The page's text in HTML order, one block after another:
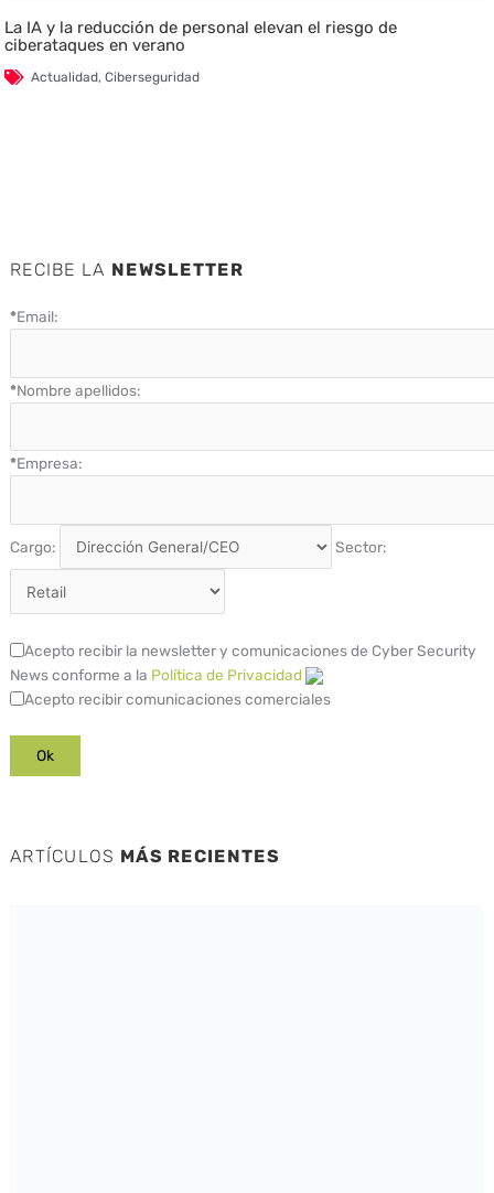
La IA y la reducción de personal elevan el riesgo de
ciberataques en verano
Actualidad,Ciberseguridad
RECIBE LA NEWSLETTER
*Email:
*Nombre apellidos:
*Empresa:
Cargo: Sector:
Acepto recibir la newsletter y comunicaciones de Cyber Security
News conforme a la Política de Privacidad
Acepto recibir comunicaciones comerciales
ARTÍCULOS MÁS RECIENTES